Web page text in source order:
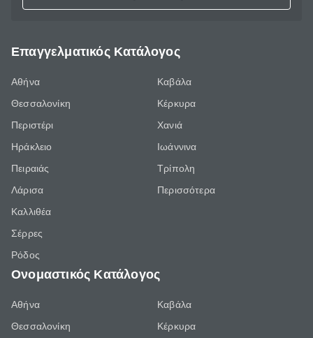
Επαγγελματικός Κατάλογος
Αθήνα
Θεσσαλονίκη
Περιστέρι
Ηράκλειο
Πειραιάς
Λάρισα
Καλλιθέα
Σέρρες
Ρόδος
Καβάλα
Κέρκυρα
Χανιά
Ιωάννινα
Τρίπολη
Περισσότερα
Ονομαστικός Κατάλογος
Αθήνα
Θεσσαλονίκη
Καβάλα
Κέρκυρα